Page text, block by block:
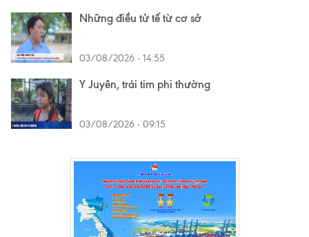
Những điều tử tế từ cơ sở
03/08/2026 - 14:55
Y Juyên, trái tim phi thường
03/08/2026 - 09:15